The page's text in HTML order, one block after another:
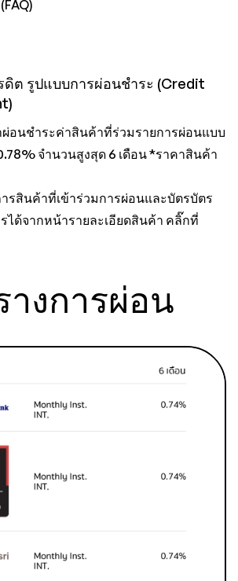
ดิต รูปแบบการผ่อนชำระ (Credit
อนชำระค่าสินค้าที่ร่วมรายการผ่อนแบบ
จำนวนสูงสุด 6 เดือน *ราคาสินค้า
รสินค้าที่เข้าร่วมการผ่อนและบัตรบัตร
ได้จากหน้ารายละเอียดสินค้า คลิ๊กที่
างการผ่อน